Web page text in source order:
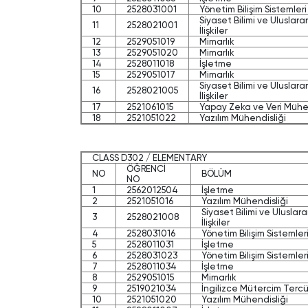
10
2528031001
Yönetim Bilişim Sistemleri
11
2528021001
Siyaset Bilimi ve
İlişkiler
12
2529051019
Mimarlık
13
2529051020
Mimarlık
14
2528011018
İşletme
15
2529051017
Mimarlık
16
2528021005
Siyaset Bilimi ve
İlişkiler
17
2521061015
Yapay Zeka ve Veri
18
2521051022 Yazılım Mühendisliği
CLASS D302 / ELEMENTARY
NO
ÖĞRENCİ
NO
BÖLÜM
1
2562012504
İşletme
2
2521051016
Yazılım Mühendisliği
3
2528021008
Siyaset Bilimi ve
İlişkiler
4
2528031016
Yönetim Bilişim Sistemleri
5
2528011031
İşletme
6
2528031023
Yönetim Bilişim Sistemleri
7
2528011034
İşletme
8
2529051015
Mimarlık
9
2519021034
İngilizce Mütercim
10
2521051020
Yazılım Mühendisliği